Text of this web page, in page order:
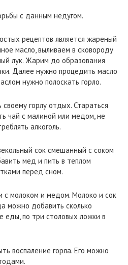
с данным недугом.
рецептов является жареный
масло, выливаем в сковороду
лук. Жарим до образования
Далее нужно процедить масло
нужно полоскать горло.
горлу отдых. Стараться
чай с малиной или медом, не
алкоголь.
сок смешанный с соком
мед и пить в теплом
перед сном.
с молоком и медом. Молоко и сок
можно добавить сколько
еды, по три столовых ложки в
воспаление горла. Его можно